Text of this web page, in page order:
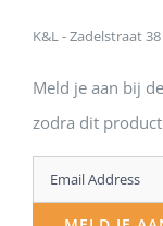
K&L - Zadelstraat 38
Meld je aan bij
zodra dit
Enter
your